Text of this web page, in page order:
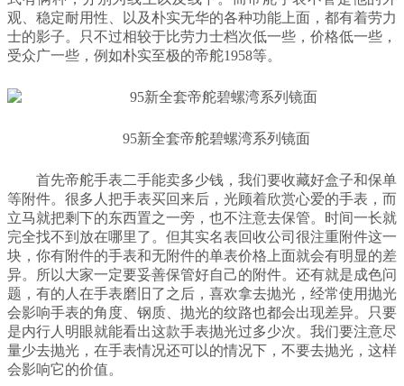
观、稳定耐用性、以及朴实无华的各种功能上面，都有着劳力
士的影子。只不过相较于比劳力士档次低一些，价格低一些，
受众广一些，例如朴实至极的帝舵1958等。
95新全套帝舵碧螺湾系列镜面
首先帝舵手表二手能卖多少钱，我们要收藏好盒子和保单
等附件。很多人把手表买回来后，光顾着欣赏心爱的手表，而
立马就把剩下的东西置之一旁，也不注意去保管。时间一长就
完全找不到放在哪里了。但其实名表回收公司很注重附件这一
块，你有附件的手表和无附件的单表价格上面就会有明显的差
异。所以大家一定要妥善保管好自己的附件。还有就是成色问
题，有的人在手表磨旧了之后，喜欢拿去抛光，经常使用抛光
会影响手表的角度、钢质、抛光的纹路也都会出现差异。只要
是内行人明眼就能看出这款手表抛光过多少次。我们要注意尽
量少去抛光，在手表情况还可以的情况下，不要去抛光，这样
会影响它的价值。